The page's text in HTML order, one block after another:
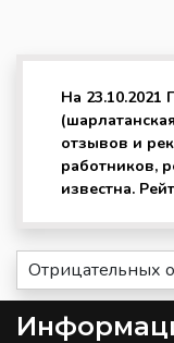
На 23.10.2021
отзывов и
работников,
известна.
Отрицательных